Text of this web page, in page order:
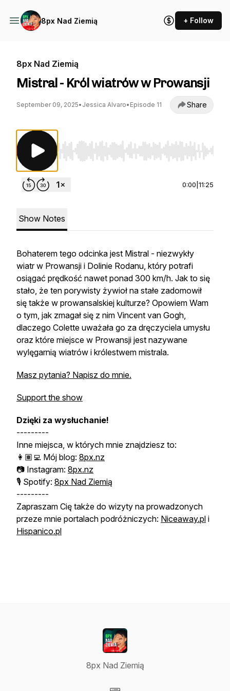
8px Nad Ziemią + Follow
8px Nad Ziemią
Mistral - Król wiatrów w Prowansji
September 09, 2025• Jessica Alvaro• Episode 11 Share
Use Left/Right to seek, Home/End to jump to
0:00 11:25
Show Notes
Bohaterem tego odcinka jest Mistral - niezwykły
wiatr w Prowansji i Dolinie Rodanu, który potrafi
osiągać prędkość nawet ponad 300 km/h. Jak to się
stało, że ten porywisty żywioł na stałe zadomowił
się także w prowansalskiej kulturze? Opowiem Wam
o tym, jak zmagał się z nim Vincent van Gogh,
dlaczego Colette uważała go za dręczyciela umysłu
oraz które miejsce w Prowansji jest nazywane
wylęgarnią wiatrów i królestwem mistrala.
Masz pytania? Napisz do mnie.
Support the show
Dzięki za wysłuchanie!
---------
Inne miejsca, w których mnie znajdziesz to:
👩🏽‍💻 Mój blog: 8px.nz
📷 Instagram: 8px.nz
🎙️ Spotify: 8px Nad Ziemią
---------
Zapraszam Cię także do wizyty na prowadzonych
przeze mnie portalach podróżniczych: Niceaway.pl i
Hispanico.pl
8px Nad Ziemią